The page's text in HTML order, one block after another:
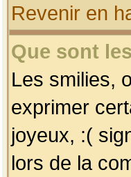
Revenir en
Que sont
Les smilies,
exprimer
joyeux, :(
lors de la